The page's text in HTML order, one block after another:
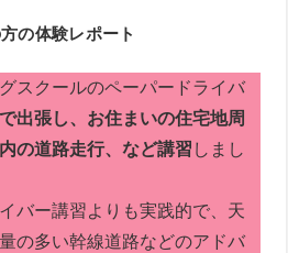
の体験レポート
スクールのペーパードライバ
出張し、お住まいの住宅地周
の道路走行、など講習 しまし
バー講習よりも実践的で、天
の多い幹線道路などのアドバ